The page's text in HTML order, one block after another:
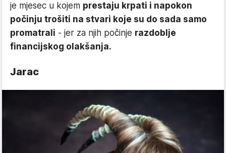
je mjesec u kojem prestaju krpati i napokon
počinju trošiti na stvari koje su do sada samo
promatrali - jer za njih počinje razdoblje
financijskog olakšanja.
Jarac